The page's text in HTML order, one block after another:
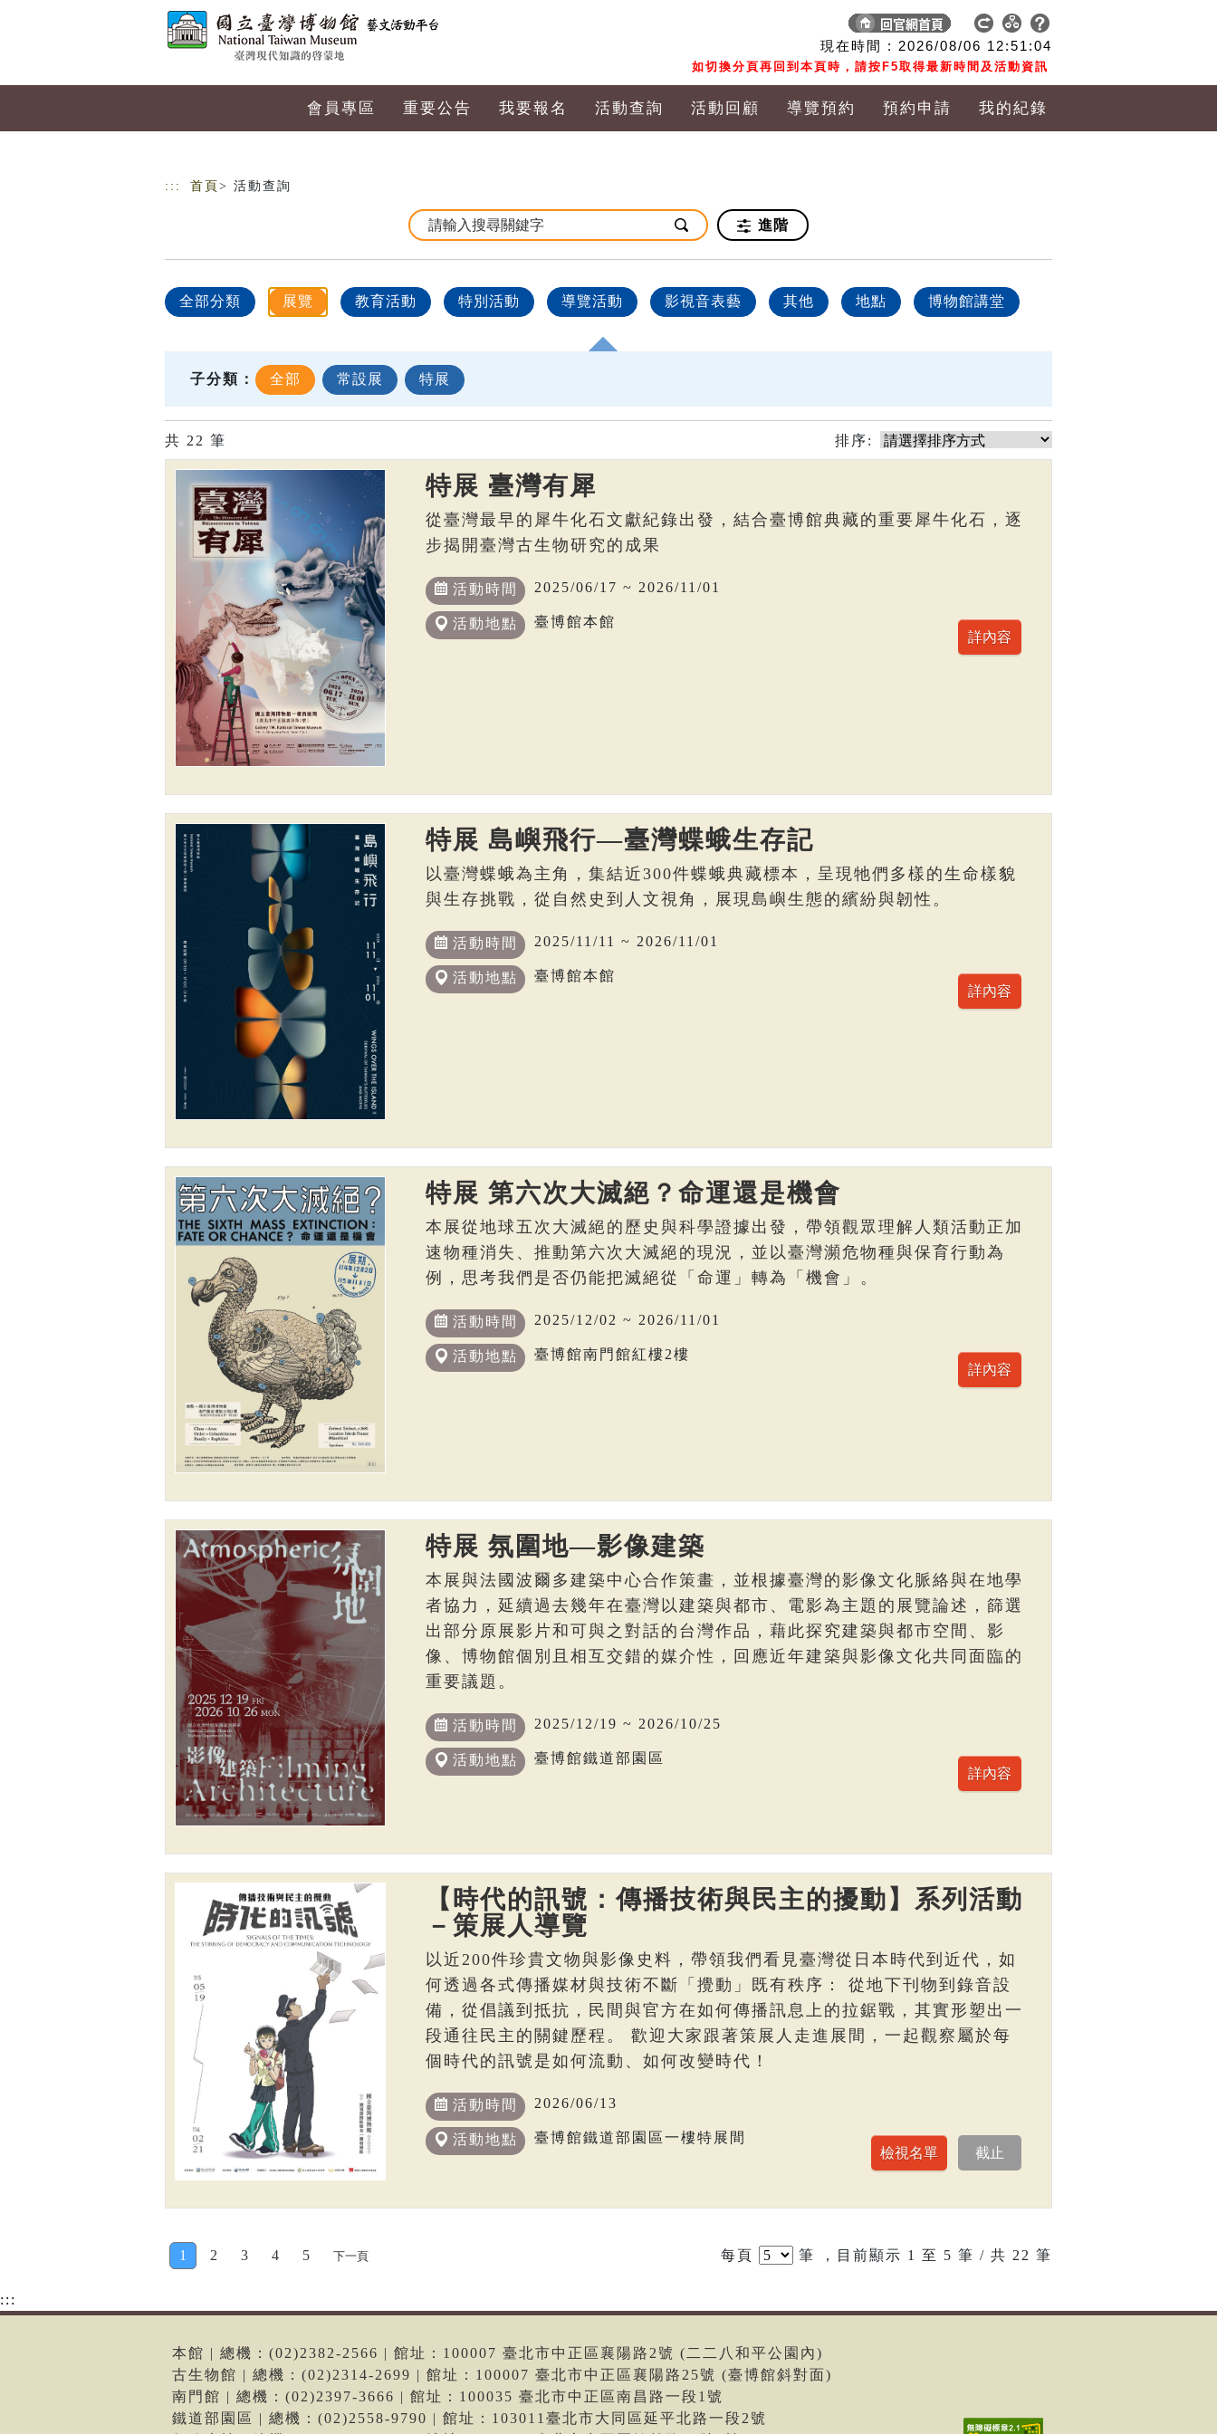
現在時間 : 2026/08/06 12:51:05
如切換分頁再回到本頁時，請按F5取得最新時間及活動資訊
會員專區 重要公告 我要報名 活動查詢 活動回顧 導覽預約 預約申請 我的紀錄
::: 首頁 > 活動查詢
進階
全部分類 展覽 教育活動 特別活動 導覽活動 影視音表藝 其他 地點 博物館講堂
子分類： 全部 常設展 特展
共 22 筆 排序:
特展 臺灣有犀
從臺灣最早的犀牛化石文獻紀錄出發，結合臺博館典藏的重要犀牛化石，逐
步揭開臺灣古生物研究的成果
活動時間 2025/06/17 ~ 2026/11/01
活動地點 臺博館本館
特展 島嶼飛行—臺灣蝶蛾生存記
以臺灣蝶蛾為主角，集結近300件蝶蛾典藏標本，呈現牠們多樣的生命樣貌
與生存挑戰，從自然史到人文視角，展現島嶼生態的繽紛與韌性。
活動時間 2025/11/11 ~ 2026/11/01
活動地點 臺博館本館
特展 第六次大滅絕？命運還是機會
本展從地球五次大滅絕的歷史與科學證據出發，帶領觀眾理解人類活動正加
速物種消失、推動第六次大滅絕的現況，並以臺灣瀕危物種與保育行動為
例，思考我們是否仍能把滅絕從「命運」轉為「機會」。
活動時間 2025/12/02 ~ 2026/11/01
活動地點 臺博館南門館紅樓2樓
特展 氛圍地—影像建築
本展與法國波爾多建築中心合作策畫，並根據臺灣的影像文化脈絡與在地學
者協力，延續過去幾年在臺灣以建築與都市、電影為主題的展覽論述，篩選
出部分原展影片和可與之對話的台灣作品，藉此探究建築與都市空間、影
像、博物館個別且相互交錯的媒介性，回應近年建築與影像文化共同面臨的
重要議題。
活動時間 2025/12/19 ~ 2026/10/25
活動地點 臺博館鐵道部園區
【時代的訊號：傳播技術與民主的擾動】系列活動
－策展人導覽
以近200件珍貴文物與影像史料，帶領我們看見臺灣從日本時代到近代，如
何透過各式傳播媒材與技術不斷「攪動」既有秩序： 從地下刊物到錄音設
備，從倡議到抵抗，民間與官方在如何傳播訊息上的拉鋸戰，其實形塑出一
段通往民主的關鍵歷程。 歡迎大家跟著策展人走進展間，一起觀察屬於每
個時代的訊號是如何流動、如何改變時代！
活動時間 2026/06/13
活動地點 臺博館鐵道部園區一樓特展間
1 2 3 4 5 下一頁 每頁 筆 ，目前顯示 1 至 5 筆 / 共 22 筆
:::
本館 | 總機：(02)2382-2566 | 館址：100007 臺北市中正區襄陽路2號 (二二八和平公園內)
古生物館 | 總機：(02)2314-2699 | 館址：100007 臺北市中正區襄陽路25號 (臺博館斜對面)
南門館 | 總機：(02)2397-3666 | 館址：100035 臺北市中正區南昌路一段1號
鐵道部園區 | 總機：(02)2558-9790 | 館址：103011臺北市大同區延平北路一段2號